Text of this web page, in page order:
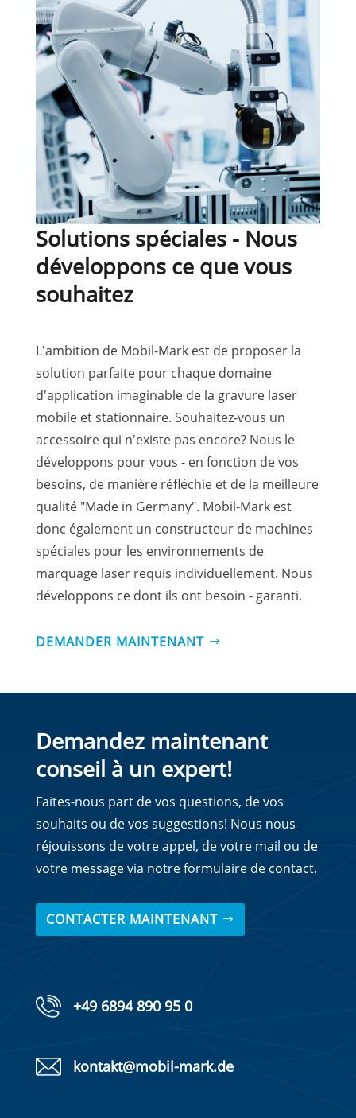
Solutions spéciales - Nous
développons ce que vous
souhaitez
L'ambition de Mobil-Mark est de proposer la
solution parfaite pour chaque domaine
d'application imaginable de la gravure laser
mobile et stationnaire. Souhaitez-vous un
accessoire qui n'existe pas encore? Nous le
développons pour vous - en fonction de vos
besoins, de manière réfléchie et de la meilleure
qualité "Made in Germany". Mobil-Mark est
donc également un constructeur de machines
spéciales pour les environnements de
marquage laser requis individuellement. Nous
développons ce dont ils ont besoin - garanti.
DEMANDER MAINTENANT
Demandez maintenant
conseil à un expert!
Faites-nous part de vos questions, de vos
souhaits ou de vos suggestions! Nous nous
réjouissons de votre appel, de votre mail ou de
votre message via notre formulaire de contact.
CONTACTER MAINTENANT
+49 6894 890 95 0
kontakt@mobil-mark.de